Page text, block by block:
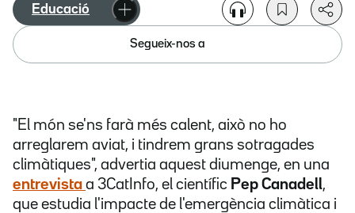
Educació
Segueix-nos a
"El món se'ns farà més calent, això no ho
arreglarem aviat, i tindrem grans sotragades
climàtiques", advertia aquest diumenge, en una
entrevista a 3CatInfo, el científic Pep Canadell,
que estudia l'impacte de l'emergència climàtica i